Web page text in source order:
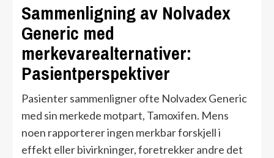
Sammenligning av Nolvadex
Generic med
merkevarealternativer:
Pasientperspektiver
Pasienter sammenligner ofte Nolvadex Generic
med sin merkede motpart, Tamoxifen. Mens
noen rapporterer ingen merkbar forskjell i
effekt eller bivirkninger, foretrekker andre det